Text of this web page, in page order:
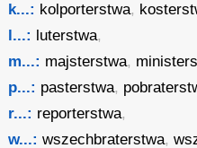
k...: kolporterstwa,
l...: luterstwa,
m...: majsterstwa,
p...: pasterstwa,
r...: reporterstwa,
w...: wszechbraterstwa,